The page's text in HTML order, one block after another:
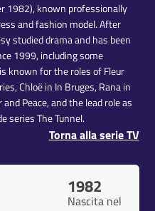
1982), known professionally
and fashion model. After
studied drama and has been
1999, including some
known for the roles of Fleur
Chloë in In Bruges, Rana in
Peace, and the lead role as
series The Tunnel.
Torna alla serie TV
1982
Nascita nel